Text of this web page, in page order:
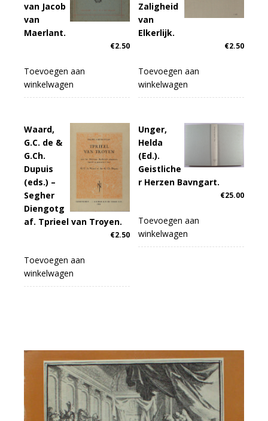
van Jacob
van
Maerlant.
€2.50
Toevoegen aan
winkelwagen
Zaligheid
van
Elkerlijk.
€2.50
Toevoegen aan
winkelwagen
Waard,
G.C. de &
G.Ch.
Dupuis
(eds.) –
Segher
Diengotg
af. Tprieel van Troyen.
€2.50
Toevoegen aan
winkelwagen
Unger,
Helda
(Ed.).
Geistliche
r Herzen Bavngart.
€25.00
Toevoegen aan
winkelwagen